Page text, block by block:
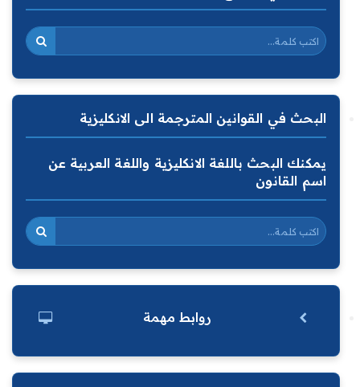
البحث في القوانين المترجمة الى الانكليزية
يمكنك البحث باللغة الانكليزية واللغة العربية عن
اسم القانون
روابط مهمة